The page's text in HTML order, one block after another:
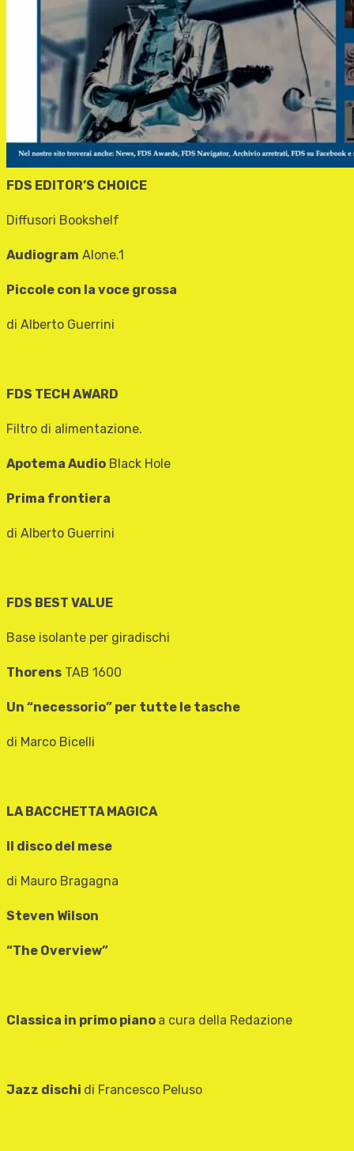
FDS EDITOR’S CHOICE
Diffusori Bookshelf
Audiogram Alone.1
Piccole con la voce grossa
di Alberto Guerrini
FDS TECH AWARD
Filtro di alimentazione.
Apotema Audio Black Hole
Prima frontiera
di Alberto Guerrini
FDS BEST VALUE
Base isolante per giradischi
Thorens TAB 1600
Un “necessorio” per tutte le tasche
di Marco Bicelli
LA BACCHETTA MAGICA
Il disco del mese
di Mauro Bragagna
Steven Wilson
“The Overview”
Classica in primo piano a cura della Redazione
Jazz dischi di Francesco Peluso